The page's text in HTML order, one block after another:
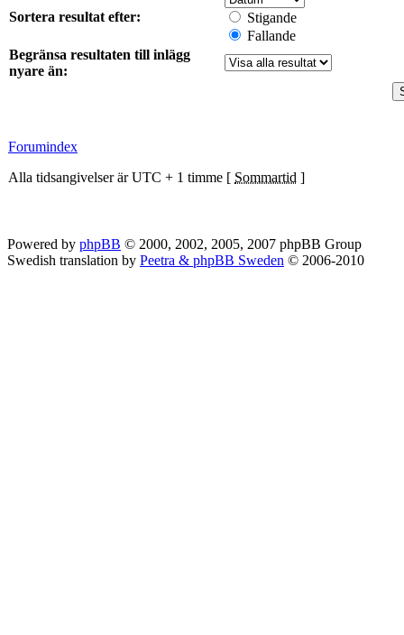
Sortera resultat efter:
Stigande
Fallande
Begränsa resultaten till inlägg
nyare än:
Forumindex
Alla tidsangivelser är UTC + 1 timme [ Sommartid ]
Powered by phpBB © 2000, 2002, 2005, 2007 phpBB Group
Swedish translation by Peetra & phpBB Sweden © 2006-2010